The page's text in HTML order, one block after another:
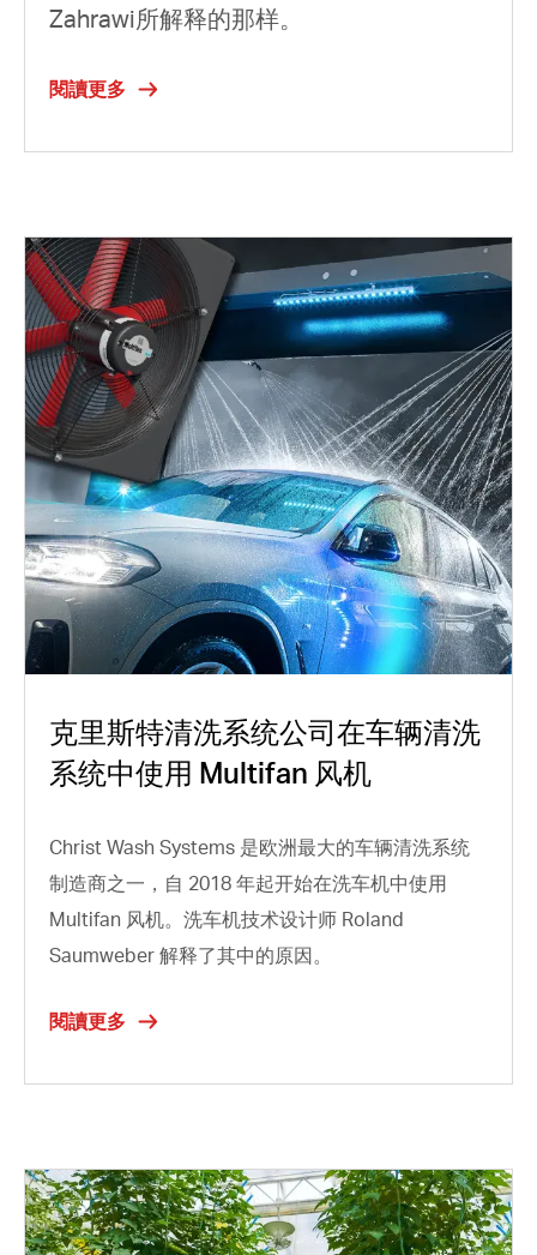
Zahrawi所解释的那样。
閱讀更多
克里斯特清洗系统公司在车辆清洗
系统中使用 Multifan 风机
Christ Wash Systems 是欧洲最大的车辆清洗系统
制造商之一，自 2018 年起开始在洗车机中使用
Multifan 风机。洗车机技术设计师 Roland
Saumweber 解释了其中的原因。
閱讀更多